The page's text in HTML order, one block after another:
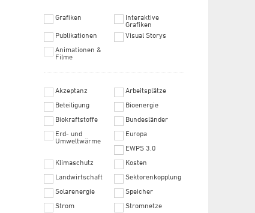
Grafiken
Interaktive
Grafiken
Publikationen
Visual Storys
Animationen &
Filme
Akzeptanz
Arbeitsplätze
Beteiligung
Bioenergie
Biokraftstoffe
Bundesländer
Erd- und
Umweltwärme
Europa
EWPS 3.0
Klimaschutz
Kosten
Landwirtschaft
Sektorenkopplung
Solarenergie
Speicher
Strom
Stromnetze